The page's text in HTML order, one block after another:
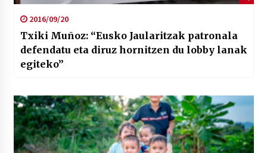
2016/09/20
Txiki Muñoz: “Eusko Jaularitzak patronala
defendatu eta diruz hornitzen du lobby lanak
egiteko”